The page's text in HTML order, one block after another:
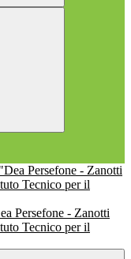
Persefone - Zanotti
Tecnico per il